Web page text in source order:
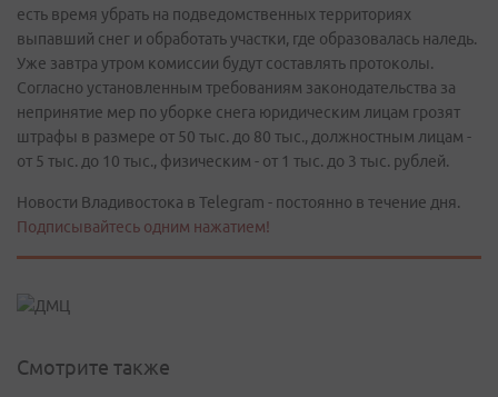
есть время убрать на подведомственных территориях
выпавший снег и обработать участки, где образовалась наледь.
Уже завтра утром комиссии будут составлять протоколы.
Согласно установленным требованиям законодательства за
непринятие мер по уборке снега юридическим лицам грозят
штрафы в размере от 50 тыс. до 80 тыс., должностным лицам -
от 5 тыс. до 10 тыс., физическим - от 1 тыс. до 3 тыс. рублей.
Новости Владивостока в Telegram - постоянно в течение дня.
Подписывайтесь одним нажатием!
Смотрите также